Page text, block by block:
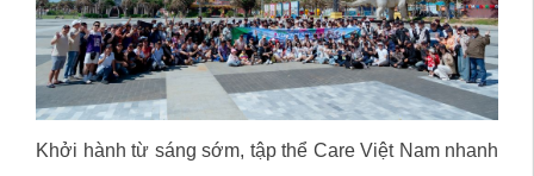
Khởi hành từ sáng sớm, tập thể Care Việt Nam nhanh